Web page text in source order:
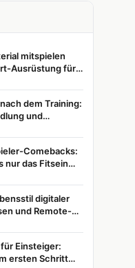
mitspielen
Ausrüstung für
dem Training:
und
Comebacks:
nur das Fitsein
digitaler
und Remote-
Einsteiger:
ersten Schritt